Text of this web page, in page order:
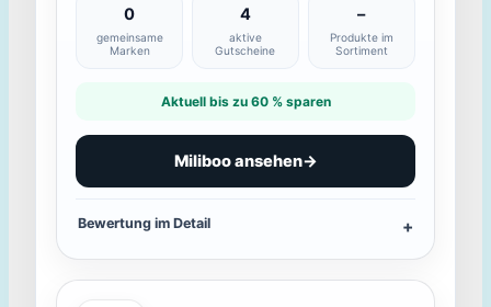
0
gemeinsame
Marken
4
aktive
Gutscheine
–
Produkte im
Sortiment
Aktuell bis zu 60 % sparen
Miliboo ansehen→
Bewertung im Detail